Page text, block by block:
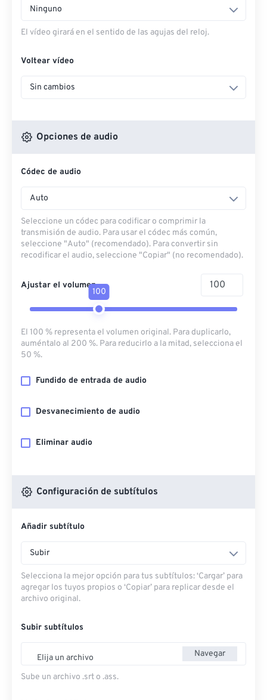
Ninguno
El vídeo girará en el sentido de las agujas del reloj.
Voltear vídeo
Sin cambios
Opciones de audio
Códec de audio
Auto
Seleccione un códec para codificar o comprimir la
transmisión de audio. Para usar el códec más común,
seleccione "Auto" (recomendado). Para convertir sin
recodificar el audio, seleccione "Copiar" (no recomendado).
Ajustar el volumen
100
El 100 % representa el volumen original. Para duplicarlo,
auméntalo al 200 %. Para reducirlo a la mitad, selecciona el
50 %.
Fundido de entrada de audio
Desvanecimiento de audio
Eliminar audio
Configuración de subtítulos
Añadir subtítulo
Subir
Selecciona la mejor opción para tus subtítulos: ‘Cargar’ para
agregar los tuyos propios o ‘Copiar’ para replicar desde el
archivo original.
Subir subtítulos
Elija un archivo Navegar
Sube un archivo .srt o .ass.